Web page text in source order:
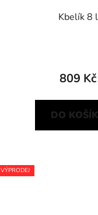
Kbelík 8 l
809 Kč
DO
VÝPRODEJ